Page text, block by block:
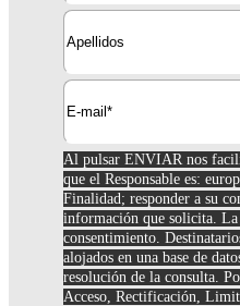
Al pulsar ENVIAR nos
que el Responsable es:
Finalidad; responder a su
información que solicita.
consentimiento.
alojados en una base de
resolución de la consulta.
Acceso, Rectificación,